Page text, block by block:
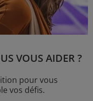
VOUS AIDER ?
pour vous
vos défis.